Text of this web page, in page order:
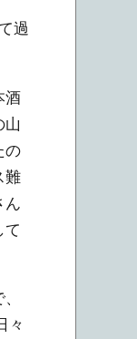
過
酒
山
の
難
ん
て
々